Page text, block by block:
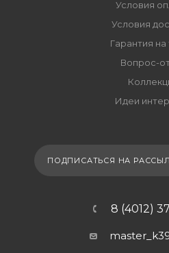
Условия
Условия
Гарантия на
Вопрос-
Идеи
ПОДПИСАТЬСЯ НА
8 (4012)